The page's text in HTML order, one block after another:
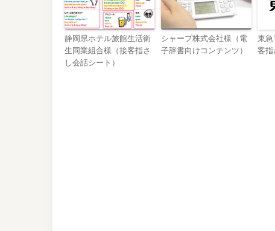
静岡県ホテル旅館生活衛
生同業組合様（接客指さ
し会話シート）
シャープ株式会社様（電
子辞書向けコンテンツ）
東急
客指